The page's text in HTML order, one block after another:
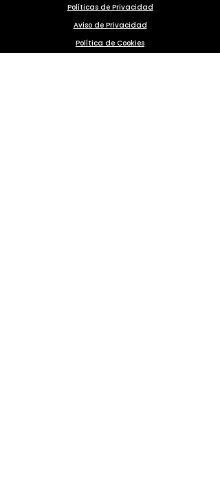
Políticas de Privacidad
Aviso de Privacidad
Política de Cookies